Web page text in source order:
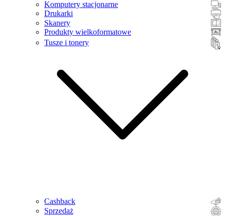
Komputery stacjonarne
Drukarki
Skanery
Produkty wielkoformatowe
Tusze i tonery
Cashback
Sprzedaż